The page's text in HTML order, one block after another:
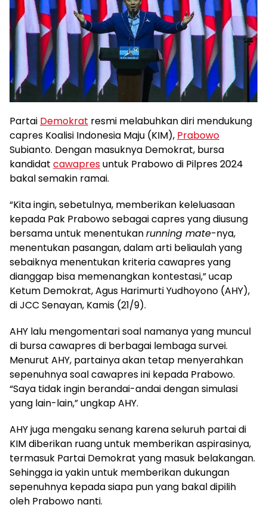
Partai Demokrat resmi melabuhkan diri mendukung
capres Koalisi Indonesia Maju (KIM), Prabowo
Subianto. Dengan masuknya Demokrat, bursa
kandidat cawapresuntuk Prabowo di Pilpres 2024
bakal semakin ramai.
“Kita ingin, sebetulnya, memberikan keleluasaan
kepada Pak Prabowo sebagai capres yang diusung
bersama untuk menentukanrunning mate-nya,
menentukan pasangan, dalam arti beliaulah yang
sebaiknya menentukan kriteria cawapres yang
dianggap bisa memenangkan kontestasi,” ucap
Ketum Demokrat, Agus Harimurti Yudhoyono (AHY),
di JCC Senayan, Kamis (21/9).
AHY lalu mengomentari soal namanya yang muncul
di bursa cawapres di berbagai lembaga survei.
Menurut AHY, partainya akan tetap menyerahkan
sepenuhnya soal cawapres ini kepada Prabowo.
“Saya tidak ingin berandai-andai dengan simulasi
yang lain-lain,” ungkap AHY.
AHY juga mengaku senang karena seluruh partai di
KIM diberikan ruang untuk memberikan aspirasinya,
termasuk Partai Demokrat yang masuk belakangan.
Sehingga ia yakin untuk memberikan dukungan
sepenuhnya kepada siapa pun yang bakal dipilih
oleh Prabowo nanti.